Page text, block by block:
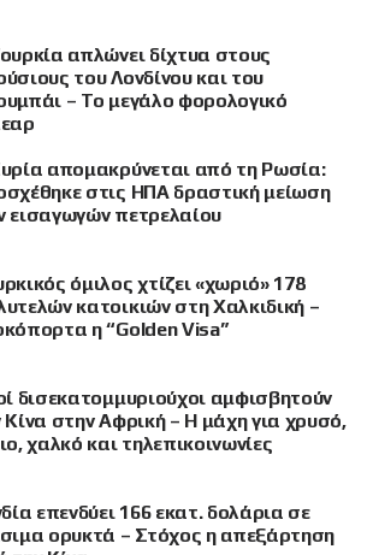
απλώνει δίχτυα στους
του Λονδίνου και του
– Το μεγάλο φορολογικό
απομακρύνεται από τη Ρωσία:
στις ΗΠΑ δραστική μείωση
εισαγωγών πετρελαίου
όμιλος χτίζει «χωριό» 178
κατοικιών στη Χαλκιδική –
η “Golden Visa”
δισεκατομμυριούχοι αμφισβητούν
Κίνα στην Αφρική – Η μάχη για χρυσό,
χαλκό και τηλεπικοινωνίες
επενδύει 166 εκατ. δολάρια σε
ορυκτά – Στόχος η απεξάρτηση